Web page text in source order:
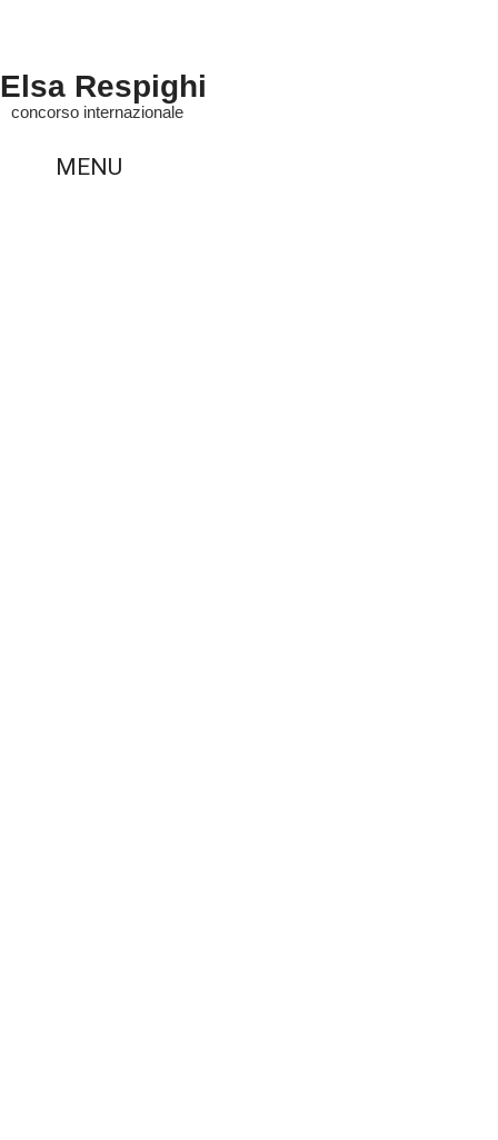
Elsa Respighi
concorso internazionale
MENU